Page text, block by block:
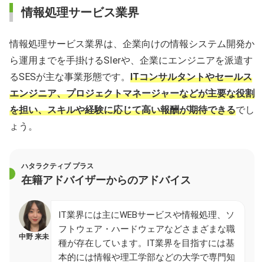
情報処理サービス業界
情報処理サービス業界は、企業向けの情報システム開発か
ら運用までを手掛けるSIerや、企業にエンジニアを派遣す
るSESが主な事業形態です。 ITコンサルタントやセールス
エンジニア、プロジェクトマネージャーなどが主要な役割
を担い、スキルや経験に応じて高い報酬が期待できるでし
ょう。
ハタラクティブ プラス
在籍アドバイザーからのアドバイス
中野 来未
IT業界には主にWEBサービスや情報処理、ソ
フトウェア・ハードウェアなどさまざまな職
種が存在しています。IT業界を目指すには基
本的には情報や理工学部などの大学で専門知